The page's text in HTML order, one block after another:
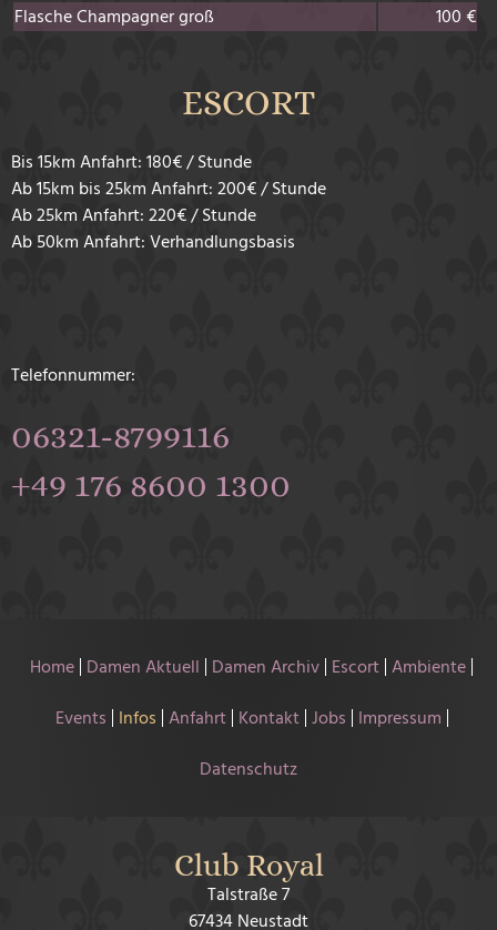
Flasche Champagner groß
100 €
ESCORT
Bis 15km Anfahrt: 180€ / Stunde
Ab 15km bis 25km Anfahrt: 200€ / Stunde
Ab 25km Anfahrt: 220€ / Stunde
Ab 50km Anfahrt: Verhandlungsbasis
Telefonnummer:
06321-8799116
+49 176 8600 1300
Home Damen Aktuell Damen Archiv Escort Ambiente
Events Infos Anfahrt Kontakt Jobs Impressum
Datenschutz
Club Royal
Talstraße 7
67434 Neustadt